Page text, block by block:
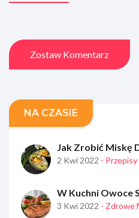
Zostaw Komentarz
NA CZASIE
Jak Zrobić Miskę
2 Kwi 2022 -
W Kuchni Owoce
3 Kwi 2022 - Zdrowe